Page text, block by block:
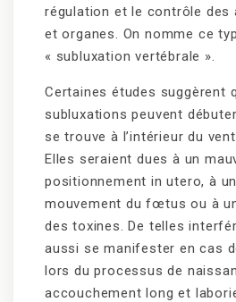
régulation et le contrôle des
et organes. On nomme ce
« subluxation vertébrale ».
Certaines études suggèrent
subluxations peuvent
se trouve à l’intérieur du
Elles seraient dues à un
positionnement in utero, à
mouvement du fœtus ou à
des toxines. De telles
aussi se manifester en cas
lors du processus de
accouchement long et